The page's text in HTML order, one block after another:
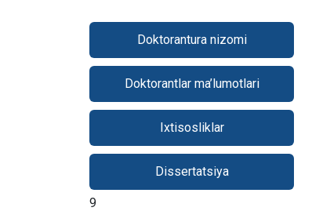
Doktorantura nizomi
Doktorantlar ma’lumotlari
Ixtisosliklar
Dissertatsiya
9